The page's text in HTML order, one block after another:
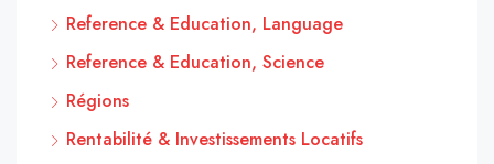
Reference & Education, Language
Reference & Education, Science
Régions
Rentabilité & Investissements Locatifs